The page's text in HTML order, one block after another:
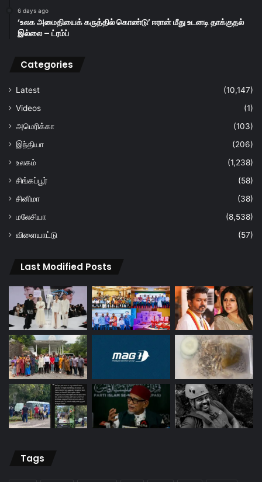
6 days ago
‘உலக அமைதியைக் கருத்தில் கொண்டு’ ஈரான் மீது உடனடி தாக்குதல்
இல்லை – ட்ரம்ப்
Categories
Latest
(10,147)
Videos
(1)
அமெரிக்கா
(103)
இந்தியா
(206)
உலகம்
(1,238)
சிங்கப்பூர்
(58)
சினிமா
(38)
மலேசியா
(8,538)
விளையாட்டு
(57)
Last Modified Posts
Tags